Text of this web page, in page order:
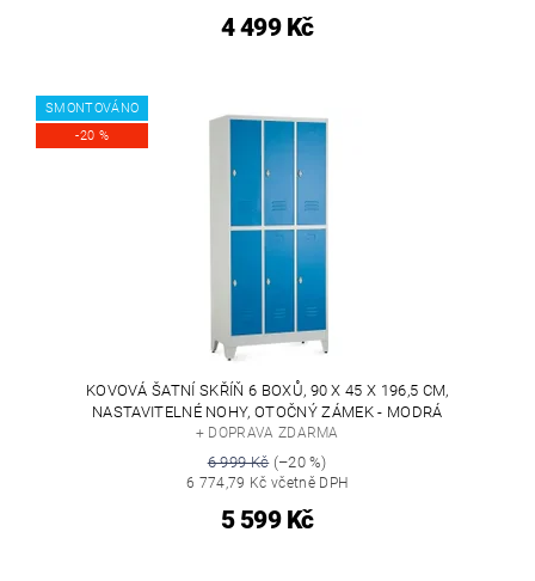
4 499 Kč
SMONTOVÁNO
-20 %
KOVOVÁ ŠATNÍ SKŘÍŇ 6 BOXŮ, 90 X 45 X 196,5 CM,
NASTAVITELNÉ NOHY, OTOČNÝ ZÁMEK - MODRÁ
+ DOPRAVA ZDARMA
6 999 Kč(–20 %)
6 774,79 Kč včetně DPH
5 599 Kč